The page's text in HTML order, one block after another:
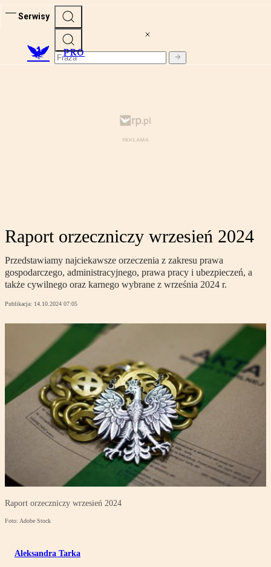
Serwisy
PRO
Raport orzeczniczy wrzesień 2024
Przedstawiamy najciekawsze orzeczenia z zakresu prawa
gospodarczego, administracyjnego, prawa pracy i ubezpieczeń, a
także cywilnego oraz karnego wybrane z września 2024 r.
Publikacja: 14.10.2024 07:05
Raport orzeczniczy wrzesień 2024
Foto: Adobe Stock
Aleksandra Tarka